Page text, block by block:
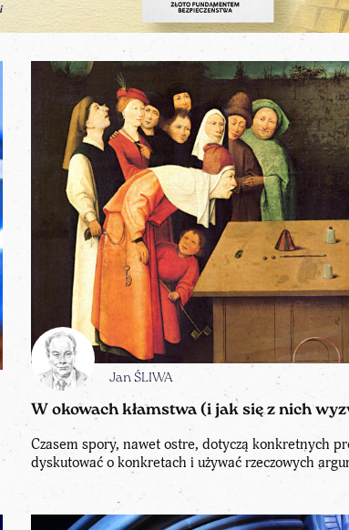
Jan ŚLIWA
W okowach kłamstwa (i jak się z nich
Czasem spory, nawet ostre, dotyczą konkretnych
dyskutować o konkretach i używać rzeczowych